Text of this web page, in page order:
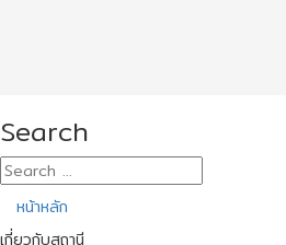
Search
หน้าหลัก
เกี่ยวกับสถานี